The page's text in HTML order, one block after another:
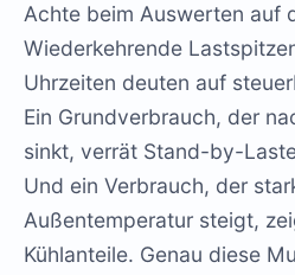
Achte beim Auswerten auf
Wiederkehrende
Uhrzeiten deuten auf
Ein Grundverbrauch, der
sinkt, verrät Stand-by-
Und ein Verbrauch, der
Außentemperatur steigt,
Kühlanteile. Genau diese